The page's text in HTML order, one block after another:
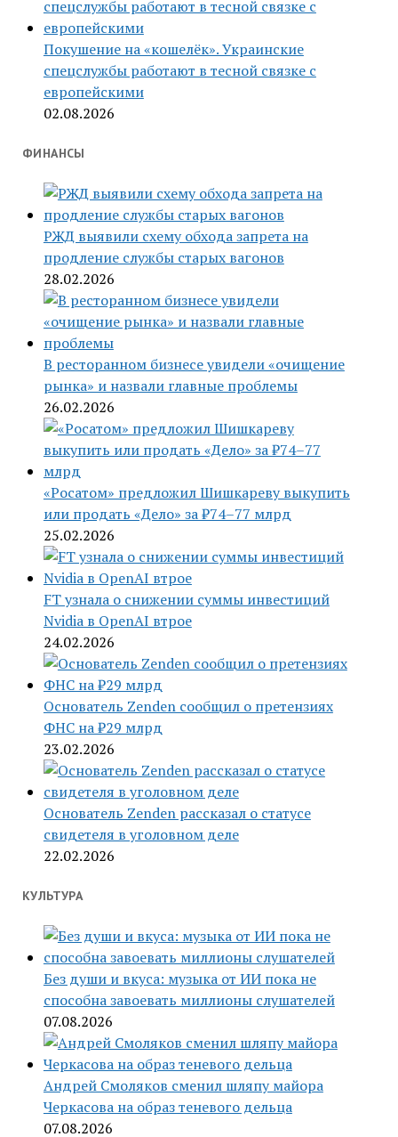
Покушение на «кошелёк». Украинские
спецслужбы работают в тесной связке с
европейскими
02.08.2026
ФИНАНСЫ
РЖД выявили схему обхода запрета на
продление службы старых вагонов
28.02.2026
В ресторанном бизнесе увидели «очищение
рынка» и назвали главные проблемы
26.02.2026
«Росатом» предложил Шишкареву выкупить
или продать «Дело» за ₽74–77 млрд
25.02.2026
FT узнала о снижении суммы инвестиций
Nvidia в OpenAI втрое
24.02.2026
Основатель Zenden сообщил о претензиях
ФНС на ₽29 млрд
23.02.2026
Основатель Zenden рассказал о статусе
свидетеля в уголовном деле
22.02.2026
КУЛЬТУРА
Без души и вкуса: музыка от ИИ пока не
способна завоевать миллионы слушателей
07.08.2026
Андрей Смоляков сменил шляпу майора
Черкасова на образ теневого дельца
07.08.2026